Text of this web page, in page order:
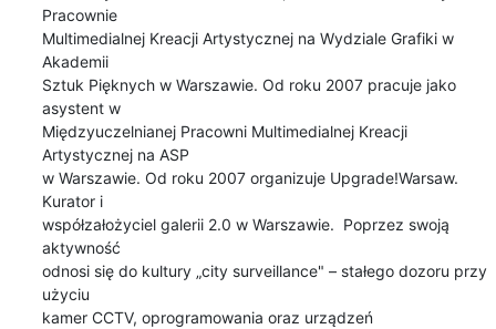
Pracownie
Multimedialnej Kreacji Artystycznej na Wydziale Grafiki w
Akademii
Sztuk Pięknych w Warszawie. Od roku 2007 pracuje jako
asystent w
Międzyuczelnianej Pracowni Multimedialnej Kreacji
Artystycznej na ASP
w Warszawie. Od roku 2007 organizuje Upgrade!Warsaw.
Kurator i
współzałożyciel galerii 2.0 w Warszawie.  Poprzez swoją
aktywność
odnosi się do kultury „city surveillance" – stałego dozoru przy
użyciu
kamer CCTV, oprogramowania oraz urządzeń